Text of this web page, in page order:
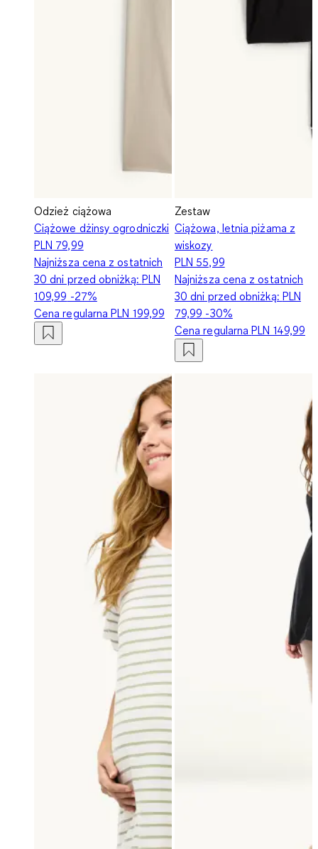
Odzież ciążowa
Ciążowe dżinsy ogrodniczki
PLN 79,99
Najniższa cena z ostatnich
30 dni przed obniżką: PLN
109,99 -27%
Cena regularnaPLN 199,99
Zestaw
Ciążowa, letnia piżama z
wiskozy
PLN 55,99
Najniższa cena z ostatnich
30 dni przed obniżką: PLN
79,99 -30%
Cena regularnaPLN 149,99